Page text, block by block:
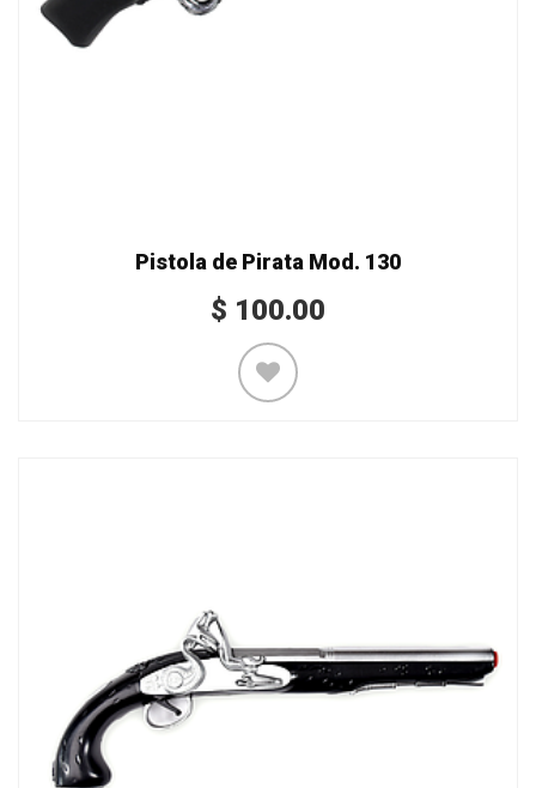
Pistola de Pirata Mod. 130
$ 100.00